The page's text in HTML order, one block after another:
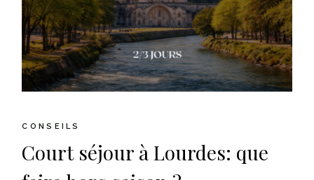
CONSEILS
Court séjour à Lourdes: que